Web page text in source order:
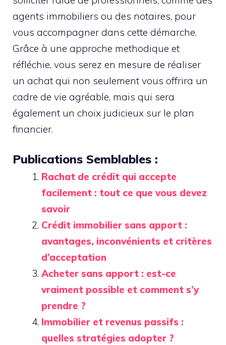
agents immobiliers ou des notaires, pour
vous accompagner dans cette démarche.
Grâce à une approche methodique et
réfléchie, vous serez en mesure de réaliser
un achat qui non seulement vous offrira un
cadre de vie agréable, mais qui sera
également un choix judicieux sur le plan
financier.
Publications Semblables :
Rachat de crédit qui accepte
facilement : tout ce que vous devez
savoir
Crédit immobilier sans apport :
avantages, inconvénients et critères
d’acceptation
Acheter sans apport : est-ce
vraiment possible et comment s’y
prendre ?
Immobilier et revenus passifs :
quelles stratégies adopter ?